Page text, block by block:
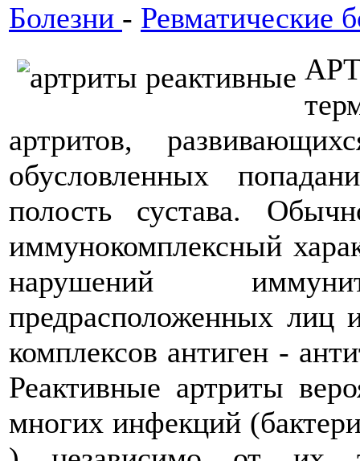
Болезни - Ревматические
артритов,
обусловленных
полость сустава.
иммунокомплексный
нарушений
предрасположенных лиц
комплексов антиген -
Реактивные артриты
многих инфекций